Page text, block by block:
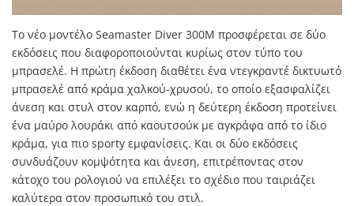
Το νέο μοντέλο Seamaster Diver 300M προσφέρεται σε δύο
εκδόσεις που διαφοροποιούνται κυρίως στον τύπο του
μπρασελέ. Η πρώτη έκδοση διαθέτει ένα ντεγκραντέ δικτυωτό
μπρασελέ από κράμα χαλκού-χρυσού, το οποίο εξασφαλίζει
άνεση και στυλ στον καρπό, ενώ η δεύτερη έκδοση προτείνει
ένα μαύρο λουράκι από καουτσούκ με αγκράφα από το ίδιο
κράμα, για πιο sporty εμφανίσεις. Και οι δύο εκδόσεις
συνδυάζουν κομψότητα και άνεση, επιτρέποντας στον
κάτοχο του ρολογιού να επιλέξει το σχέδιο που ταιριάζει
καλύτερα στον προσωπικό του στιλ.